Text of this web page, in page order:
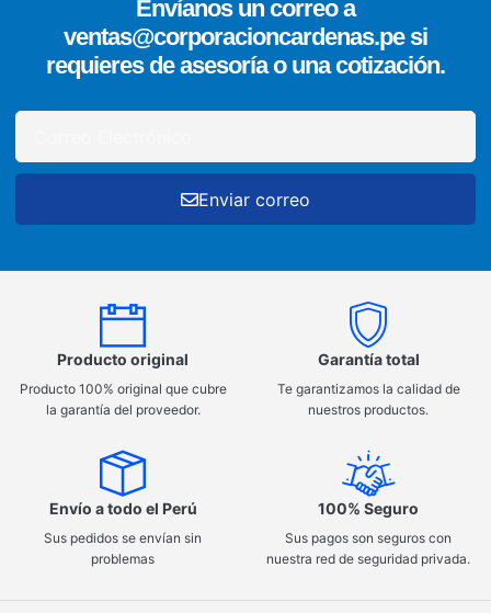
Envíanos un correo a
ventas@corporacioncardenas.pe si
requieres de asesoría o una cotización.
Enviar correo
Producto original
Producto 100% original que cubre
la garantía del proveedor.
Garantía total
Te garantizamos la calidad de
nuestros productos.
Envío a todo el Perú
Sus pedidos se envían sin
problemas
100% Seguro
Sus pagos son seguros con
nuestra red de seguridad privada.